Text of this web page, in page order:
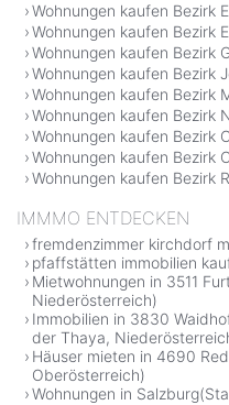
Wohnungen kaufen Bezirk
Wohnungen kaufen Bezirk
Wohnungen kaufen Bezirk
Wohnungen kaufen Bezirk
Wohnungen kaufen Bezirk
Wohnungen kaufen Bezirk
Wohnungen kaufen Bezirk
Wohnungen kaufen Bezirk
Wohnungen kaufen Bezirk
IMMMO ENTDECKEN
fremdenzimmer kirchdorf
pfaffstätten immobilien
Mietwohnungen in 3511
Niederösterreich)
Immobilien in 3830
der Thaya,
Häuser mieten in 4690
Oberösterreich)
Wohnungen in